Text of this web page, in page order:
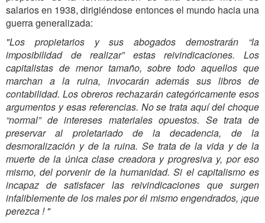
salarios en 1938, dirigiéndose entonces el mundo hacia una
guerra generalizada:
"Los propietarios y sus abogados demostrarán “la
imposibilidad de realizar” estas reivindicaciones. Los
capitalistas de menor tamaño, sobre todo aquellos que
marchan a la ruina, invocarán además sus libros de
contabilidad. Los obreros rechazarán categóricamente esos
argumentos y esas referencias. No se trata aquí del choque
“normal” de intereses materiales opuestos. Se trata de
preservar al proletariado de la decadencia, de la
desmoralización y de la ruina. Se trata de la vida y de la
muerte de la única clase creadora y progresiva y, por eso
mismo, del porvenir de la humanidad. Si el capitalismo es
incapaz de satisfacer las reivindicaciones que surgen
infaliblemente de los males por él mismo engendrados, ¡que
perezca ! "